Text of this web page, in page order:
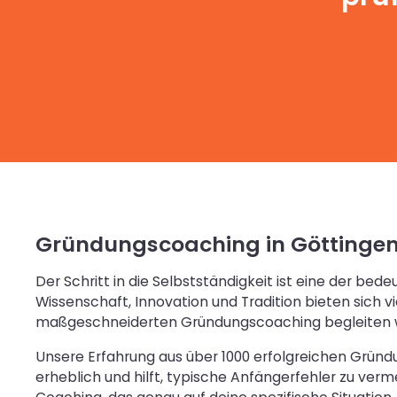
Gründungscoaching in
Der Schritt in die Selbstständigkeit ist eine der
Wissenschaft, Innovation und Tradition bieten sich
maßgeschneiderten Gründungscoaching begleiten
Unsere Erfahrung aus über 1000 erfolgreichen
erheblich und hilft, typische Anfängerfehler zu